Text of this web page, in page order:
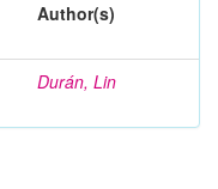
Author(s)
Durán, Lin